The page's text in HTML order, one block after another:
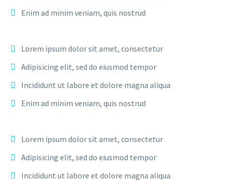
Enim ad minim veniam, quis nostrud
Lorem ipsum dolor sit amet, consectetur
Adipisicing elit, sed do eiusmod tempor
Incididunt ut labore et dolore magna aliqua
Enim ad minim veniam, quis nostrud
Lorem ipsum dolor sit amet, consectetur
Adipisicing elit, sed do eiusmod tempor
Incididunt ut labore et dolore magna aliqua